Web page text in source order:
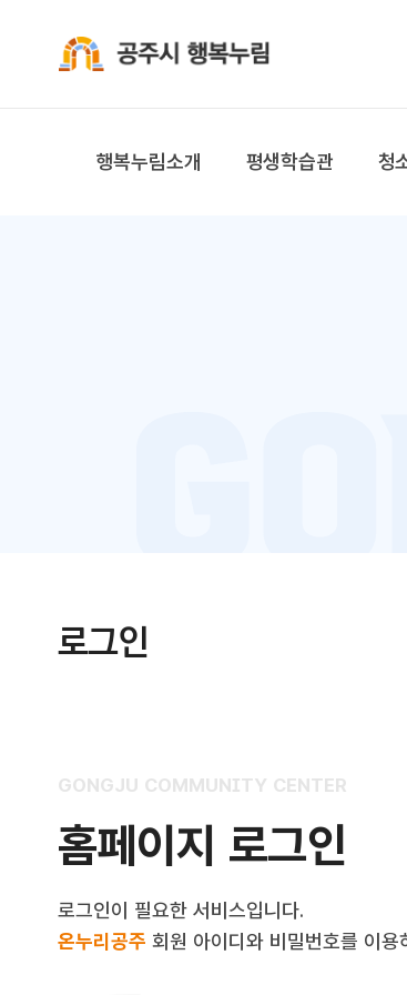
행복누림소개 평생학습관 청
로그인
GONGJU COMMUNITY CENTER
홈페이지 로그인
로그인이 필요한 서비스입니다.
온누리공주 회원 아이디와 비밀번호를 이용